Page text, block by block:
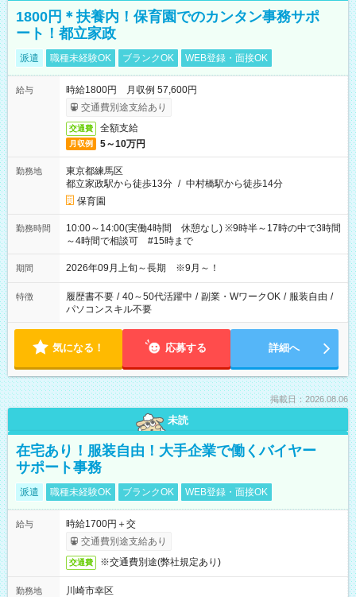
1800円＊扶養内！保育園でのカンタン事務サポ
ート！都立家政
派遣 職種未経験OK ブランクOK WEB登録・面接OK
給与
時給1800円 月収例 57,600円
交通費別途支給あり
交通費 全額支給
月収例 5～10万円
勤務地
東京都練馬区
都立家政駅から徒歩13分 / 中村橋駅から徒歩14分
保育園
勤務時間
10:00～14:00(実働4時間 休憩なし) ※9時半～17時の中で3時間
～4時間で相談可 #15時まで
期間 2026年09月上旬～長期 ※9月～！
特徴 履歴書不要 / 40～50代活躍中 / 副業・WワークOK / 服装自由 /
パソコンスキル不要
気になる！ 応募する 詳細へ
掲載日：2026.08.06
未読
在宅あり！服装自由！大手企業で働くバイヤー
サポート事務
派遣 職種未経験OK ブランクOK WEB登録・面接OK
給与
時給1700円＋交
交通費別途支給あり
交通費 ※交通費別途(弊社規定あり)
勤務地
川崎市幸区